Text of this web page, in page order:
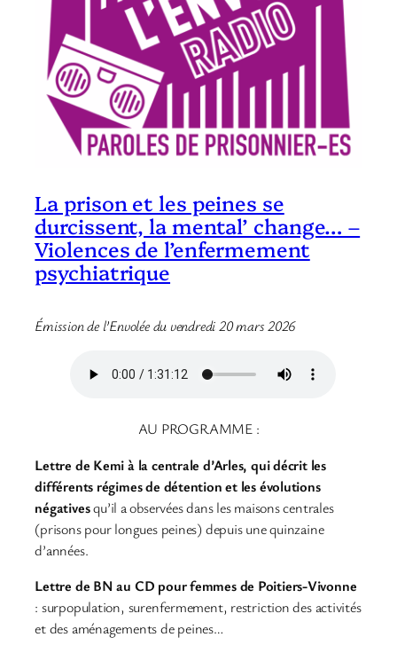
La prison et les peines se
durcissent, la mental’ change… –
Violences de l’enfermement
psychiatrique
Émission de l’Envolée du vendredi 20 mars 2026
AU PROGRAMME :
Lettre de Kemi à la centrale d’Arles, qui décrit les
différents régimes de détention et les évolutions
négativesqu’il a observées dans les maisons centrales
(prisons pour longues peines) depuis une quinzaine
d’années.
Lettre de BN au CD pour femmes de Poitiers-Vivonne
: surpopulation, surenfermement, restriction des activités
et des aménagements de peines…